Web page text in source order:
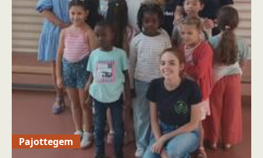
Pajottegem